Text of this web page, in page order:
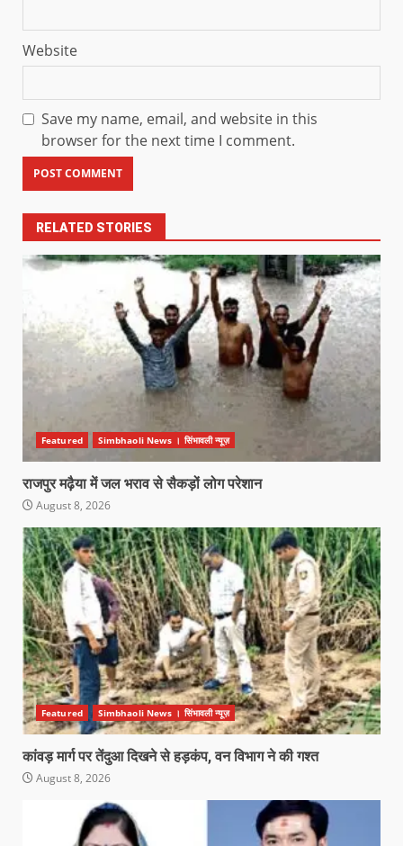
Website
Save my name, email, and website in this
browser for the next time I comment.
RELATED STORIES
Featured Simbhaoli News । सिंभावली न्यूज़
राजपुर मढ़ैया में जल भराव से सैकड़ों लोग परेशान
August 8, 2026
Featured Simbhaoli News । सिंभावली न्यूज़
कांवड़ मार्ग पर तेंदुआ दिखने से हड़कंप, वन विभाग ने की गश्त
August 8, 2026